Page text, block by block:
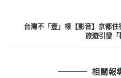
台灣不「壹」樣【影音】京都
旅遊引發
相關報